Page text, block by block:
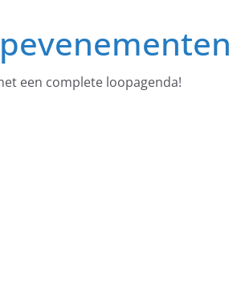
een complete loopagenda!